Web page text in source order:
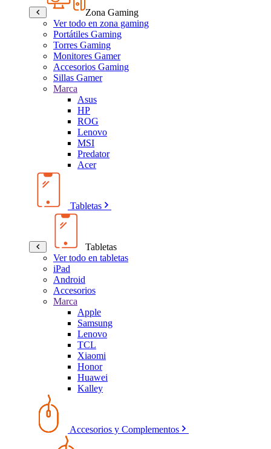
Zona Gaming
Ver todo en zona gaming
Portátiles Gaming
Torres Gaming
Monitores Gamer
Accesorios Gaming
Sillas Gamer
Marca
Asus
HP
ROG
Lenovo
MSI
Predator
Acer
Tabletas
Tabletas
Ver todo en tabletas
iPad
Android
Accesorios
Marca
Apple
Samsung
Lenovo
TCL
Xiaomi
Honor
Huawei
Kalley
Accesorios y Complementos